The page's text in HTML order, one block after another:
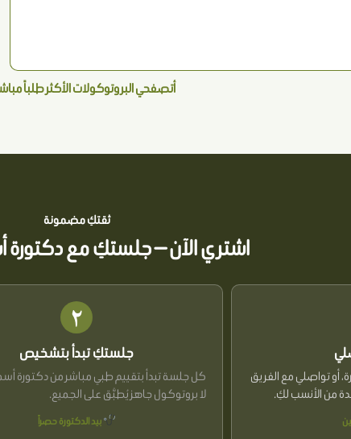
أتصفحي البروتوكولات الأكثر طلباً
ثقتكِ مضمونة
اشتري الآن — جلستكِ مع دكتورة
أو تواصلي مع الفريق
من الأنسب لكِ.
٢
جلستكِ تبدأ بتشخيص
كل جلسة تبدأ بتقييم طبي مباشر من دكتورة
لا بروتوكول جاهز يُطبَّق على الجميع.
بيد الدكتورة حصراً